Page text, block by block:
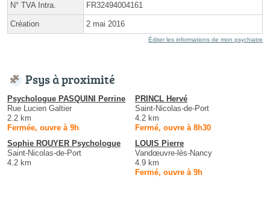
N° TVA Intra. FR32494004161
Création 2 mai 2016
Éditer les informations de mon psychiatre
Psys à proximité
Psychologue PASQUINI Perrine
Rue Lucien Galtier
2.2 km
Fermée, ouvre à 9h
PRINCL Hervé
Saint-Nicolas-de-Port
4.2 km
Fermé, ouvre à 8h30
Sophie ROUYER Psychologue
Saint-Nicolas-de-Port
4.2 km
LOUIS Pierre
Vandœuvre-lès-Nancy
4.9 km
Fermé, ouvre à 9h